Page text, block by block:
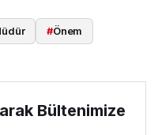
#Önem
Bültenimize